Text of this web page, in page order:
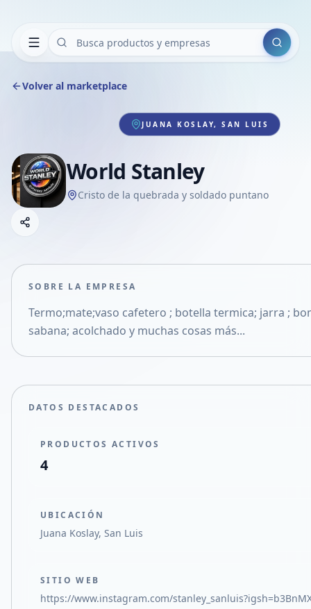
Buscar
Volver al marketplace
JUANA KOSLAY, SAN LUIS
World Stanley
Cristo de la quebrada y soldado puntano
Compartir empresa
Compartir en X
SOBRE LA EMPRESA
Termo;mate;vaso cafetero ; botella termica; jarra ;
sabana; acolchado y muchas cosas más...
DATOS DESTACADOS
PRODUCTOS ACTIVOS
4
UBICACIÓN
Juana Koslay, San Luis
SITIO WEB
https://www.instagram.com/